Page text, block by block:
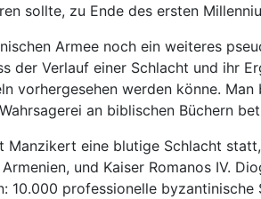
sollte, zu Ende des ersten
Armee noch ein weiteres
der Verlauf einer Schlacht und ihr
vorhergesehen werden könne.
an biblischen Büchern
Manzikert eine blutige Schlacht
und Kaiser Romanos IV.
10.000 professionelle